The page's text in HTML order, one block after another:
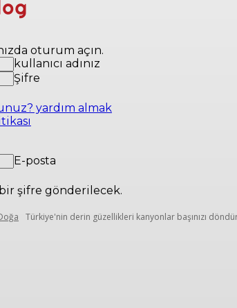
oturum açın.
kullanıcı adınız
Şifre
yardım almak
E-posta
şifre gönderilecek.
Türkiye'nin derin güzellikleri kanyonlar başınızı